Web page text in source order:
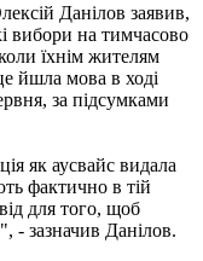
Данілов заявив,
вибори на тимчасово
їхнім жителям
йшла мова в ході
за підсумками
як аусвайс видала
фактично в тій
для того, щоб
- зазначив Данілов.